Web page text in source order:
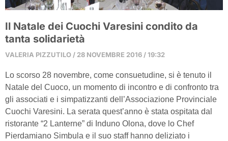
Il Natale dei Cuochi Varesini condito da
tanta solidarietà
VALERIA PIZZUTILO 28 NOVEMBRE 2016 19:32
Lo scorso 28 novembre, come consuetudine, si è tenuto il
Natale del Cuoco, un momento di incontro e di confronto tra
gli associati e i simpatizzanti dell’Associazione Provinciale
Cuochi Varesini. La serata quest’anno è stata ospitata dal
ristorante “2 Lanterne” di Induno Olona, dove lo Chef
Pierdamiano Simbula e il suo staff hanno deliziato i